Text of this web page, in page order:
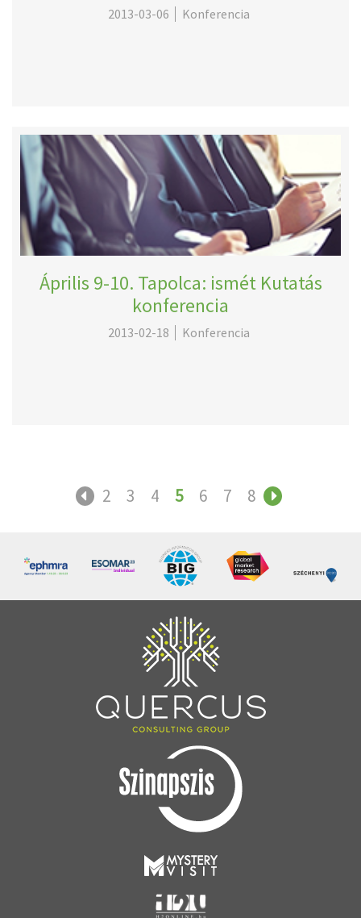
2013-03-06 Konferencia
Április 9-10. Tapolca: ismét Kutatás
konferencia
2013-02-18 Konferencia
2 3 4 5 6 7 8